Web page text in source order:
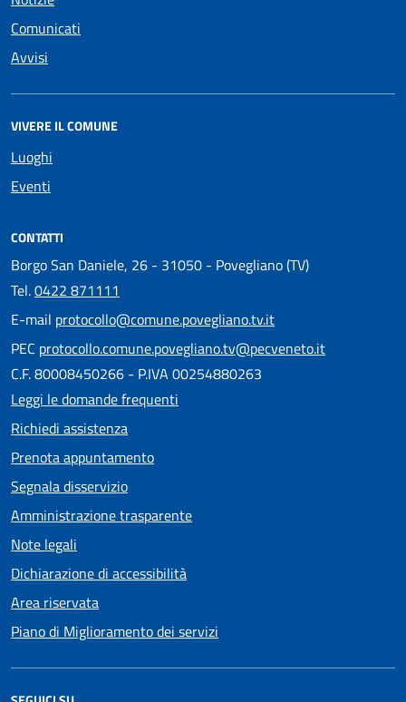
Comunicati
Avvisi
VIVERE IL COMUNE
Luoghi
Eventi
CONTATTI
Borgo San Daniele, 26 - 31050 - Povegliano (TV)
Tel.0422 871111
E-mail protocollo@comune.povegliano.tv.it
PEC protocollo.comune.povegliano.tv@pecveneto.it
C.F. 80008450266 - P.IVA 00254880263
Leggi le domande frequenti
Richiedi assistenza
Prenota appuntamento
Segnala disservizio
Amministrazione trasparente
Note legali
Dichiarazione di accessibilità
Area riservata
Piano di Miglioramento dei servizi